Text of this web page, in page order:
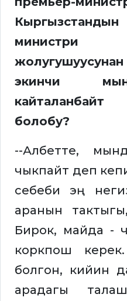
министри
экинчи
болобу?
--Албетте,
чыкпайт деп
себеби эң
аранын
Бирок, майда -
коркпош
болгон, кийин
арадагы